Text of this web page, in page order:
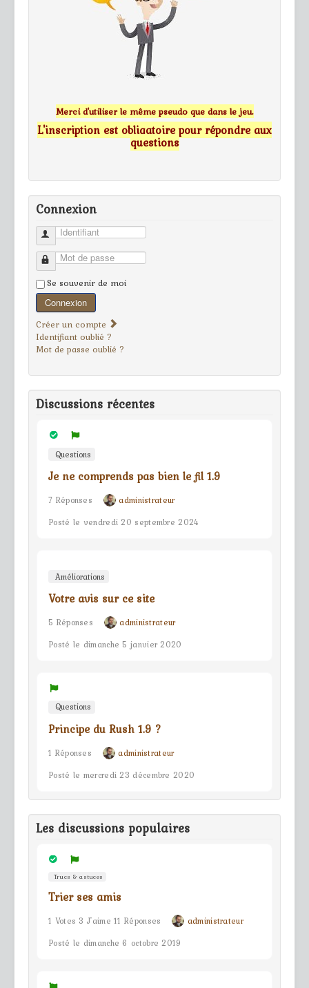
Merci d'utiliser le même pseudo que dans le jeu.
L'inscription est obligatoire pour répondre aux
questions
Connexion
Identifiant
Mot de passe
Se souvenir de moi
Connexion
Créer un compte
Identifiant oublié ?
Mot de passe oublié ?
Discussions récentes
Questions
Je ne comprends pas bien le fil 1.9
7 Réponses
administrateur
Posté le vendredi 20 septembre 2024
Améliorations
Votre avis sur ce site
5 Réponses
administrateur
Posté le dimanche 5 janvier 2020
Questions
Principe du Rush 1.9 ?
1 Réponses
administrateur
Posté le mercredi 23 décembre 2020
Les discussions populaires
Trucs & astuces
Trier ses amis
1 Votes 3 J'aime 11 Réponses
administrateur
Posté le dimanche 6 octobre 2019